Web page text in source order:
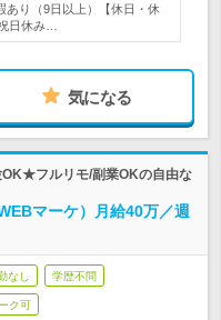
あり（9日以上）【休日・休
日休み…
気になる
フルリモ/副業OKの自由な
マーケ）月給40万／週
なし 学歴不問
ク可